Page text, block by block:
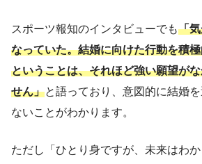
スポーツ報知のインタビューでも「
なっていた。結婚に向けた行動を積
ということは、それほど強い願望が
せん」と語っており、意図的に結婚
ないことがわかります。
ただし「ひとり身ですが、未来はわ